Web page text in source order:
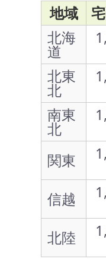
地域
北海
道
北東
北
南東
北
関東
信越
北陸